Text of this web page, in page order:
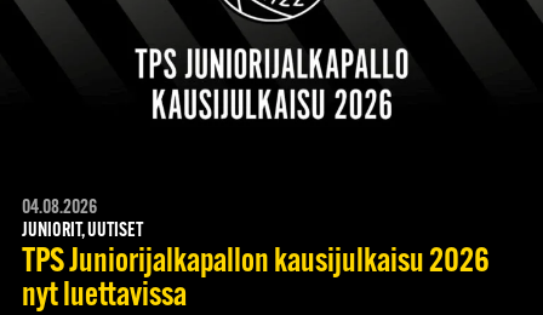
04.08.2026
JUNIORIT, UUTISET
TPS Juniorijalkapallon kausijulkaisu 2026
nyt luettavissa